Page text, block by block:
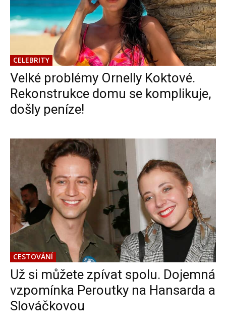
CELEBRITY
Velké problémy Ornelly Koktové.
Rekonstrukce domu se komplikuje,
došly peníze!
CESTOVÁNÍ
Už si můžete zpívat spolu. Dojemná
vzpomínka Peroutky na Hansarda a
Slováčkovou